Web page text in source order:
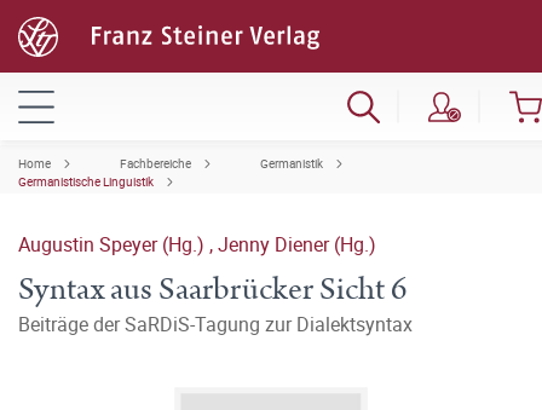
Home Fachbereiche
Germanistik
Germanistische Linguistik
Augustin Speyer (Hg.) ,Jenny Diener (Hg.)
Syntax aus Saarbrücker Sicht 6
Beiträge der SaRDiS-Tagung zur Dialektsyntax